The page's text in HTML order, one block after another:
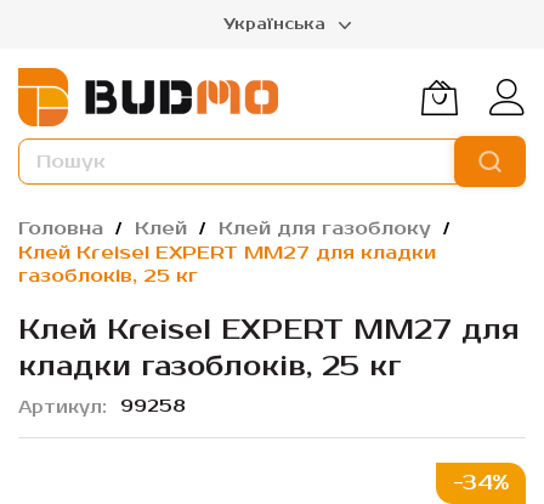
Українська
Головна Клей
Клей для газоблоку
Клей Kreisel EXPERT ММ27 для кладки
газоблоків, 25 кг
Клей Kreisel EXPERT ММ27 для
кладки газоблоків, 25 кг
Артикул 99258
-34%